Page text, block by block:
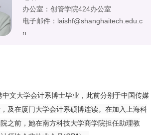
办公室：创管学院424办公室
电子邮件：laishf@shanghaitech.edu.c
n
文大学会计系博士毕业，此前分别于中国传媒
及在厦门大学会计系硕博连读。 在加入上海科
之前，她在南方科技大学商学院担任助理教